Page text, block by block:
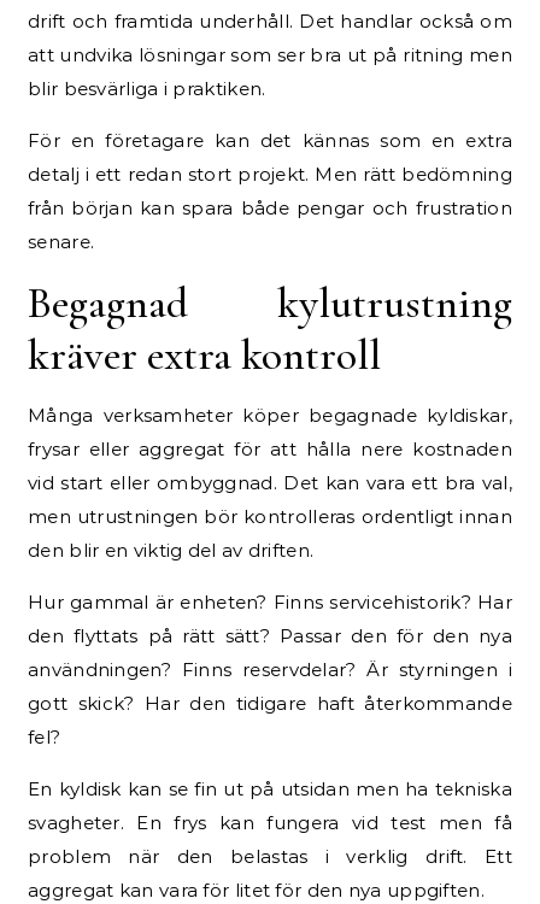
drift och framtida underhåll. Det handlar också om
att undvika lösningar som ser bra ut på ritning men
blir besvärliga i praktiken.
För en företagare kan det kännas som en extra
detalj i ett redan stort projekt. Men rätt bedömning
från början kan spara både pengar och frustration
senare.
Begagnad kylutrustning
kräver extra kontroll
Många verksamheter köper begagnade kyldiskar,
frysar eller aggregat för att hålla nere kostnaden
vid start eller ombyggnad. Det kan vara ett bra val,
men utrustningen bör kontrolleras ordentligt innan
den blir en viktig del av driften.
Hur gammal är enheten? Finns servicehistorik? Har
den flyttats på rätt sätt? Passar den för den nya
användningen? Finns reservdelar? Är styrningen i
gott skick? Har den tidigare haft återkommande
fel?
En kyldisk kan se fin ut på utsidan men ha tekniska
svagheter. En frys kan fungera vid test men få
problem när den belastas i verklig drift. Ett
aggregat kan vara för litet för den nya uppgiften.